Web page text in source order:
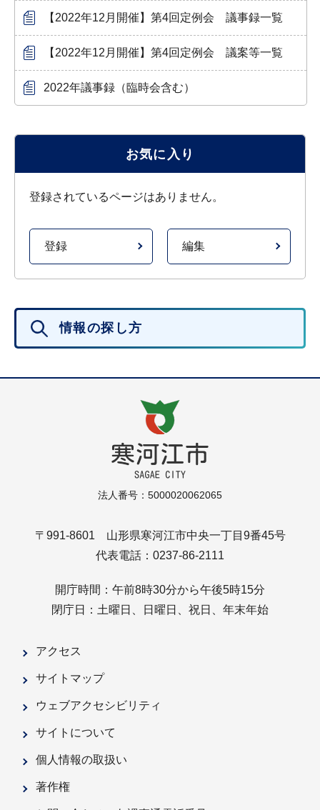
【2022年12月開催】第4回定例会 議事録一覧
【2022年12月開催】第4回定例会 議案等一覧
2022年議事録（臨時会含む）
お気に入り
登録されているページはありません。
登録 編集
情報の探し方
法人番号：5000020062065
〒991-8601 山形県寒河江市中央一丁目9番45号
代表電話：0237-86-2111
開庁時間：午前8時30分から午後5時15分
閉庁日：土曜日、日曜日、祝日、年末年始
アクセス
サイトマップ
ウェブアクセシビリティ
サイトについて
個人情報の取扱い
著作権